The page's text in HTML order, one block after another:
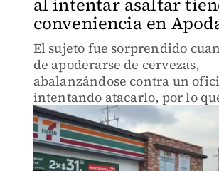
conveniencia en
El sujeto fue sorprendido
de apoderarse de cervezas,
abalanzándose contra un
intentando atacarlo, por lo
reaccionó y le disparó.